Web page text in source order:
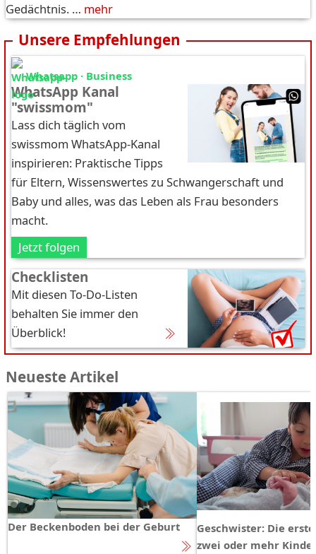
Gedächtnis. … mehr
Unsere Empfehlungen
Whatsapp · Business
WhatsApp Kanal
"swissmom"
Lass dich täglich vom
swissmom WhatsApp-Kanal
inspirieren: Praktische Tipps
für Eltern, Wissenswertes zu Schwangerschaft und
Baby und alles, was das Leben als Frau besonders
macht.
Jetzt folgen
Checklisten
Mit diesen To-Do-Listen
behalten Sie immer den
Überblick!
Neueste Artikel
Der Beckenboden bei der Geburt
Geschwister: Die
zwei oder mehr